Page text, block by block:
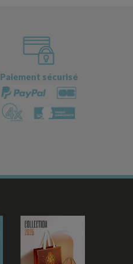
Paiement sécurisé